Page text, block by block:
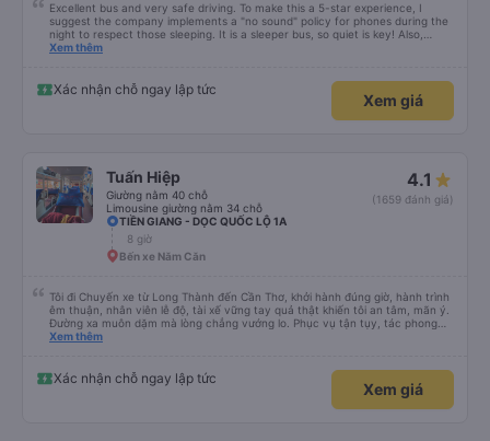
Excellent bus and very safe driving. To make this a 5-star experience, I
suggest the company implements a "no sound" policy for phones during the
night to respect those sleeping. It is a sleeper bus, so quiet is key! Also,
please display the Wi-Fi password clearly inside the cabin for convenience. I
quy định rõ ràng về việc giữ im lặng (tắt âm thanh điện thoại) vào ban đêm
để tránh làm phiền hành khách khác ngủ. Ngoài ra, nhà xe nên dán sẵn mật
khẩu Wi-Fi trong xe để hành khách dễ dàng sử dụng. Tôi vẫn sẽ tiếp tục ủng
Xem thêm
Xác nhận chỗ ngay lập tức
Xem giá
Tuấn Hiệp
Giường nằm 40 chỗ
Limousine giường nằm 34 chỗ
4.1
(1659 đánh giá)
TIỀN GIANG - DỌC QUỐC LỘ 1A
8 giờ
Bến xe Năm Căn
Tôi đi Chuyến xe từ Long Thành đến Cần Thơ, khởi hành đúng giờ, hành trình
êm thuận, nhân viên lễ độ, tài xế vững tay quả thật khiến tôi an tâm, mãn ý.
Đường xa muôn dặm mà lòng chẳng vướng lo. Phục vụ tận tụy, tác phong
nghiêm cẩn, hiếm thấy giữa thời buổi kim tiền vội vã. Xã hội loạn đạo. Xin gửi
Xem thêm
Xác nhận chỗ ngay lập tức
Xem giá